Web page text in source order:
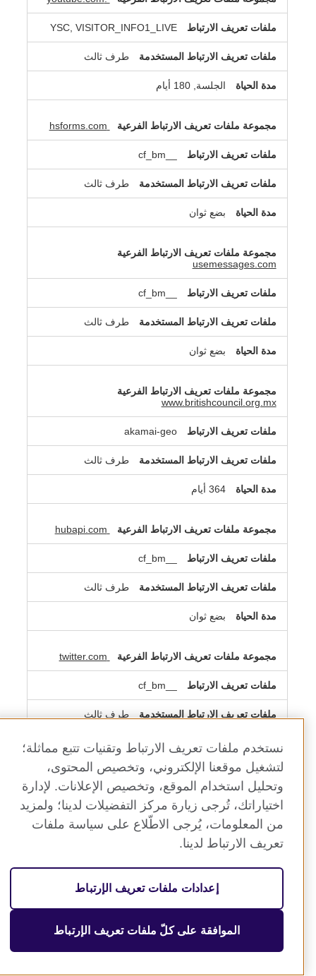
YSC, VISITOR_INFO1_LIVE
طرف ثالث
الجلسة, 180 أيام
طرف ثالث
بضع ثوان
usemessages.com
طرف ثالث
بضع ثوان
www.britishcouncil.org.mx
akamai-geo
طرف ثالث
364 أيام
طرف ثالث
بضع ثوان
طرف ثالث
بضع ثوان
__cf_bm
بضع ثوان
AWSELB
نستخدم ملفات تعريف الارتباط وتقنيات تتبع مماثلة؛
لتشغيل موقعنا الإلكتروني، وتخصيص المحتوى،
وتحليل استخدام الموقع، وتخصيص الإعلانات. لإدارة
اختياراتك، تُرجى زيارة مركز التفضيلات لدينا؛ ولمزيد
من المعلومات، يُرجى الاطّلاع على سياسة ملفات
تعريف الارتباط لدينا.
إعدادات ملفات تعريف الإرتباط
الموافقة على كلّ ملفات تعريف الإرتباط